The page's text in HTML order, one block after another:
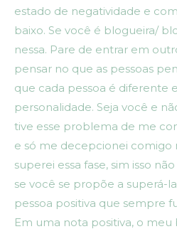
estado de negatividade e
baixo. Se você é blogueira/
nessa. Pare de entrar em
pensar no que as pessoas
que cada pessoa é diferente
personalidade. Seja você e
tive esse problema de me
e só me decepcionei comigo
superei essa fase, sim isso
se você se propõe a superá-
pessoa positiva que sempre
Em uma nota positiva, o